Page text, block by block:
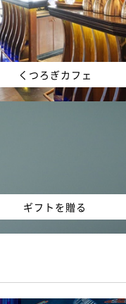
くつろぎカフェ
ギフトを贈る